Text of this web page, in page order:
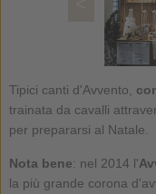
Tipici canti d'Avvento,
trainata da cavalli
per prepararsi al Natale.
Nota bene: nel 2014 l'
la più grande corona